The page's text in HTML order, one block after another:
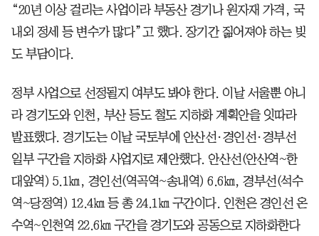
“20년 이상 걸리는 사업이라 부동산 경기나 원자재 가격, 국
내외 정세 등 변수가 많다”고 했다. 장기간 짊어져야 하는 빚
도 부담이다.
정부 사업으로 선정될지 여부도 봐야 한다. 이날 서울뿐 아니
라 경기도와 인천, 부산 등도 철도 지하화 계획안을 잇따라
발표했다. 경기도는 이날 국토부에 안산선·경인선·경부선
일부 구간을 지하화 사업지로 제안했다. 안산선(안산역~한
대앞역) 5.1㎞, 경인선(역곡역~송내역) 6.6㎞, 경부선(석수
역~당정역) 12.4㎞ 등 총 24.1㎞ 구간이다. 인천은 경인선 온
수역~인천역 22.6㎞ 구간을 경기도와 공동으로 지하화한다